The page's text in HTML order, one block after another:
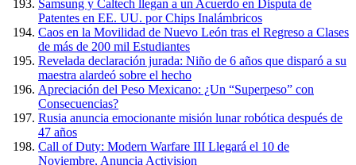
Samsung y Caltech llegan a un Acuerdo en Disputa de
Patentes en EE. UU. por Chips Inalámbricos
Caos en la Movilidad de Nuevo León tras el Regreso a Clases
de más de 200 mil Estudiantes
Revelada declaración jurada: Niño de 6 años que disparó a su
maestra alardeó sobre el hecho
Apreciación del Peso Mexicano: ¿Un “Superpeso” con
Consecuencias?
Rusia anuncia emocionante misión lunar robótica después de
47 años
Call of Duty: Modern Warfare III Llegará el 10 de
Noviembre, Anuncia Activision